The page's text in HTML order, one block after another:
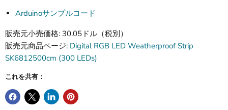
Arduinoサンプルコード
販売元小売価格: 30.05ドル（税別）
販売元商品ページ: Digital RGB LED Weatherproof Strip
SK6812500cm (300 LEDs)
これを共有：